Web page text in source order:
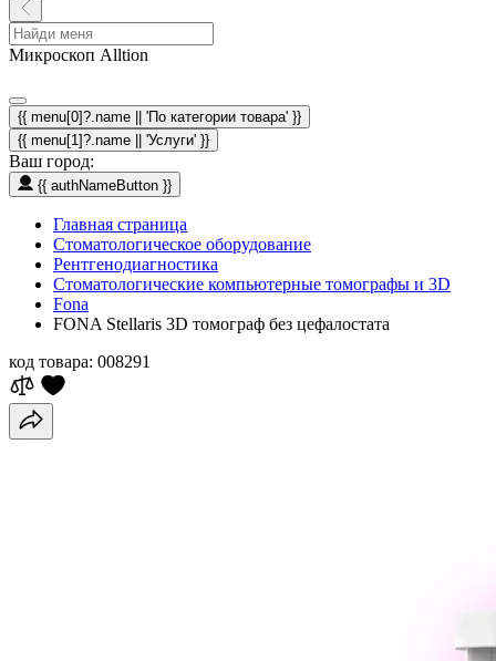
Микроскоп Alltion
{{ menu[0]?.name || 'По категории товара' }}
{{ menu[1]?.name || 'Услуги' }}
Ваш город:
{{ authNameButton }}
Главная страница
Стоматологическое оборудование
Рентгенодиагностика
Стоматологические компьютерные томографы и 3D
Fona
FОNA Stellaris 3D томограф без цефалостата
код товара: 008291